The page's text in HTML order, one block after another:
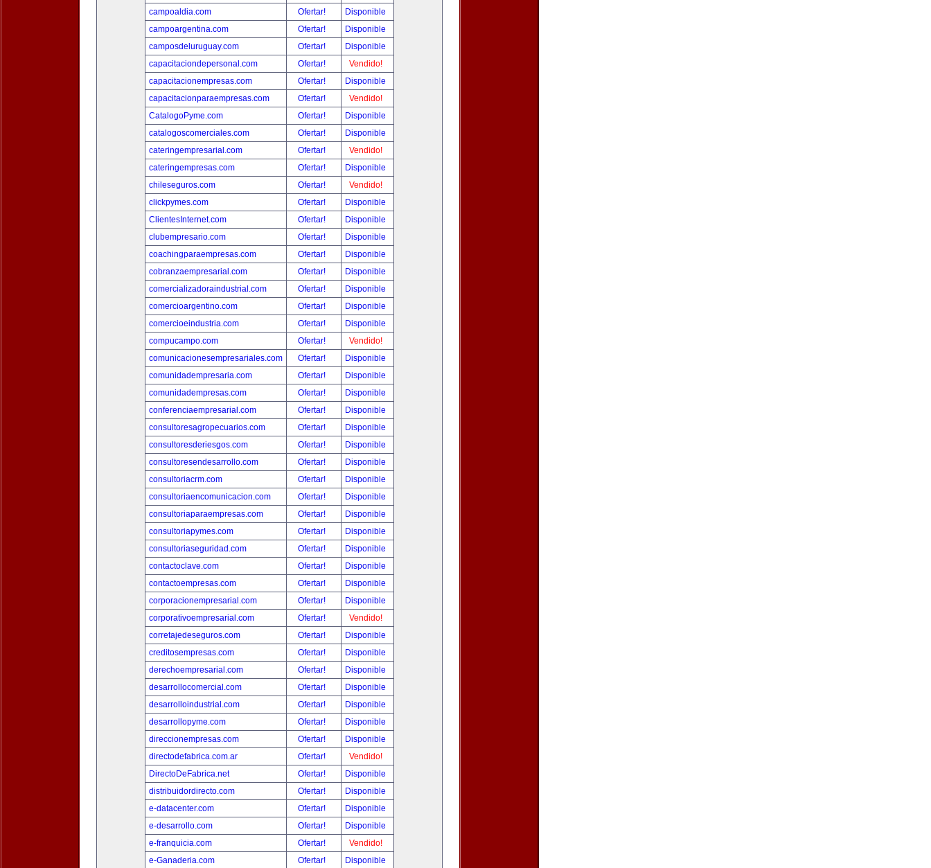
campoaldia.com
Ofertar!
Disponible
campoargentina.com
Ofertar!
Disponible
camposdeluruguay.com
Ofertar!
Disponible
capacitaciondepersonal.com
Ofertar!
Vendido!
capacitacionempresas.com
Ofertar!
Disponible
capacitacionparaempresas.com
Ofertar!
Vendido!
CatalogoPyme.com
Ofertar!
Disponible
catalogoscomerciales.com
Ofertar!
Disponible
cateringempresarial.com
Ofertar!
Vendido!
cateringempresas.com
Ofertar!
Disponible
chileseguros.com
Ofertar!
Vendido!
clickpymes.com
Ofertar!
Disponible
ClientesInternet.com
Ofertar!
Disponible
clubempresario.com
Ofertar!
Disponible
coachingparaempresas.com
Ofertar!
Disponible
cobranzaempresarial.com
Ofertar!
Disponible
comercializadoraindustrial.com
Ofertar!
Disponible
comercioargentino.com
Ofertar!
Disponible
comercioeindustria.com
Ofertar!
Disponible
compucampo.com
Ofertar!
Vendido!
comunicacionesempresariales.com
Ofertar!
Disponible
comunidadempresaria.com
Ofertar!
Disponible
comunidadempresas.com
Ofertar!
Disponible
conferenciaempresarial.com
Ofertar!
Disponible
consultoresagropecuarios.com
Ofertar!
Disponible
consultoresderiesgos.com
Ofertar!
Disponible
consultoresendesarrollo.com
Ofertar!
Disponible
consultoriacrm.com
Ofertar!
Disponible
consultoriaencomunicacion.com
Ofertar!
Disponible
consultoriaparaempresas.com
Ofertar!
Disponible
consultoriapymes.com
Ofertar!
Disponible
consultoriaseguridad.com
Ofertar!
Disponible
contactoclave.com
Ofertar!
Disponible
contactoempresas.com
Ofertar!
Disponible
corporacionempresarial.com
Ofertar!
Disponible
corporativoempresarial.com
Ofertar!
Vendido!
corretajedeseguros.com
Ofertar!
Disponible
creditosempresas.com
Ofertar!
Disponible
derechoempresarial.com
Ofertar!
Disponible
desarrollocomercial.com
Ofertar!
Disponible
desarrolloindustrial.com
Ofertar!
Disponible
desarrollopyme.com
Ofertar!
Disponible
direccionempresas.com
Ofertar!
Disponible
directodefabrica.com.ar
Ofertar!
Vendido!
DirectoDeFabrica.net
Ofertar!
Disponible
distribuidordirecto.com
Ofertar!
Disponible
e-datacenter.com
Ofertar!
Disponible
e-desarrollo.com
Ofertar!
Disponible
e-franquicia.com
Ofertar!
Vendido!
e-Ganaderia.com
Ofertar! Disponible